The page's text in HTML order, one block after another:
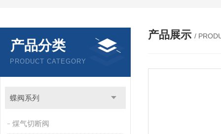
产品分类
PRODUCT CATEGORY
蝶阀系列
煤气切断阀
产品展示 /